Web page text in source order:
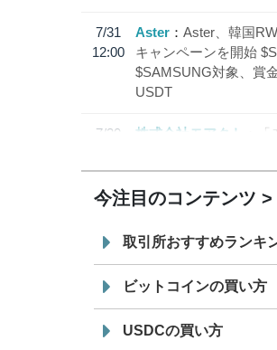
7/31
12:00
Aster
Aster、韓国
キャンペーンを開始
$SAMSUNG対象、賞
USDT
7/30
株式会社モアクト
「 JPYC」を追加
19:30
てステーブルコイン「
説セミナーを開催
今注目のコンテンツ
取引所おすすめランキ
ビットコインの買い方
USDCの買い方